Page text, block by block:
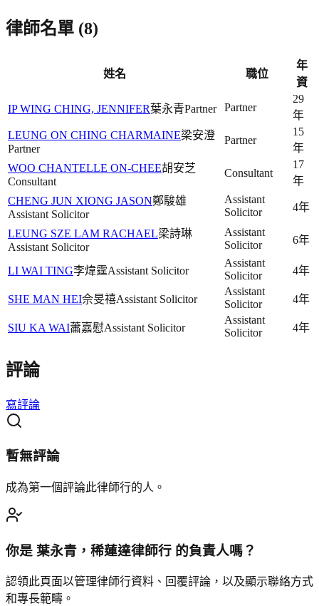
律師名單 (8)
姓名 職位
年
資
IP WING CHING, JENNIFER葉永青Partner Partner
29
年
LEUNG ON CHING CHARMAINE梁安澄
Partner
Partner
15
年
WOO CHANTELLE ON-CHEE胡安芝
Consultant
Consultant
17
年
CHENG JUN XIONG JASON鄭駿雄
Assistant Solicitor
Assistant
Solicitor
4年
LEUNG SZE LAM RACHAEL梁詩琳
Assistant Solicitor
Assistant
Solicitor
6年
LI WAI TING李煒霆Assistant Solicitor
Assistant
Solicitor
4年
SHE MAN HEI佘旻禧Assistant Solicitor
Assistant
Solicitor
4年
SIU KA WAI蕭嘉慰Assistant Solicitor
Assistant
Solicitor
4年
評論
寫評論
暫無評論
成為第一個評論此律師行的人。
你是 葉永青，稀蓮達律師行 的負責人嗎？
認領此頁面以管理律師行資料、回覆評論，以及顯示聯絡方式
和專長範疇。